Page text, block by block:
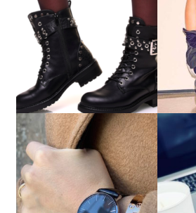
Vote fermé ! Vote